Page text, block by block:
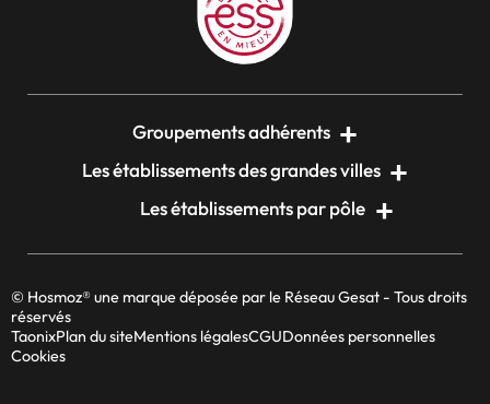
Groupements adhérents
Les établissements des grandes villes
Les établissements par pôle
© Hosmoz® une marque déposée par le Réseau Gesat - Tous droits
réservés
TaonixPlan du siteMentions légalesCGUDonnées personnelles
Cookies